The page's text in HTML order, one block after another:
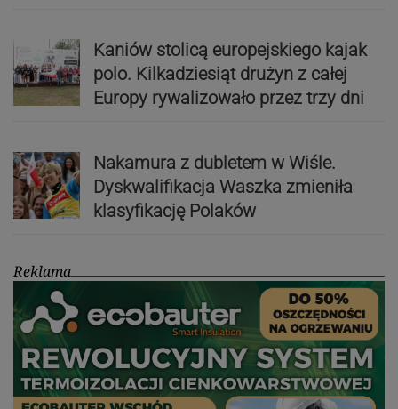
Kaniów stolicą europejskiego kajak
polo. Kilkadziesiąt drużyn z całej
Europy rywalizowało przez trzy dni
Nakamura z dubletem w Wiśle.
Dyskwalifikacja Waszka zmieniła
klasyfikację Polaków
Reklama